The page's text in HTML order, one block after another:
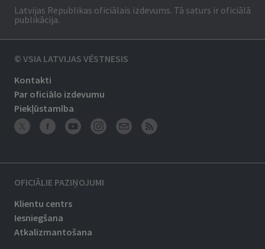
Latvijas Republikas oficiālais izdevums. Tā saturs ir oficiālā
publikācija.
© VSIA LATVIJAS VĒSTNESIS
Kontakti
Par oficiālo izdevumu
Piekļūstamība
OFICIĀLIE PAZIŅOJUMI
Klientu centrs
Iesniegšana
Atkalizmantošana